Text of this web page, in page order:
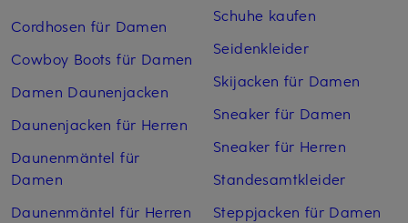
Cordhosen für Damen
Cowboy Boots für Damen
Damen Daunenjacken
Daunenjacken für Herren
Daunenmäntel für
Damen
Daunenmäntel für Herren
Schuhe kaufen
Seidenkleider
Skijacken für Damen
Sneaker für Damen
Sneaker für Herren
Standesamtkleider
Steppjacken für Damen